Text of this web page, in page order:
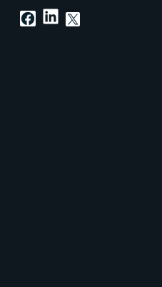
Facebook
LinkedIn
X